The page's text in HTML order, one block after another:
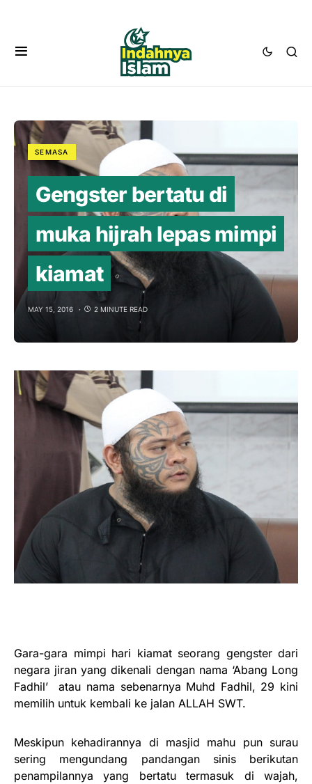
SEMASA
Gengster bertatu di
muka hijrah lepas mimpi
kiamat
MAY 15, 2016 2 MINUTE READ
Gara-gara mimpi hari kiamat seorang gengster dari
negara jiran yang dikenali dengan nama ‘Abang Long
Fadhil’ atau nama sebenarnya Muhd Fadhil, 29 kini
memilih untuk kembali ke jalan ALLAH SWT.
Meskipun kehadirannya di masjid mahu pun surau
sering mengundang pandangan sinis berikutan
penampilannya yang bertatu termasuk di wajah,